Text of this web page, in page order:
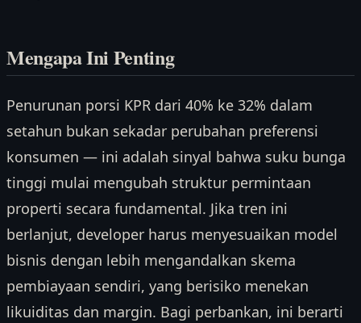
Mengapa Ini Penting
Penurunan porsi KPR dari 40% ke 32% dalam
setahun bukan sekadar perubahan preferensi
konsumen — ini adalah sinyal bahwa suku bunga
tinggi mulai mengubah struktur permintaan
properti secara fundamental. Jika tren ini
berlanjut, developer harus menyesuaikan model
bisnis dengan lebih mengandalkan skema
pembiayaan sendiri, yang berisiko menekan
likuiditas dan margin. Bagi perbankan, ini berarti